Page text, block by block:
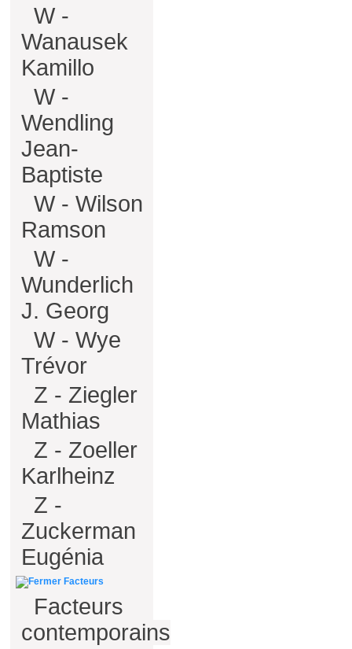
W -
Wanausek
Kamillo
W -
Wendling
Jean-
Baptiste
W - Wilson
Ramson
W -
Wunderlich
J. Georg
W - Wye
Trévor
Z - Ziegler
Mathias
Z - Zoeller
Karlheinz
Z -
Zuckerman
Eugénia
Facteurs
Facteurs
contemporains